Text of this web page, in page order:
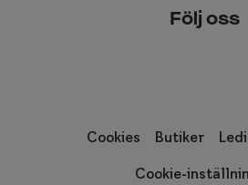
Följ oss
Cookies Butiker
Cookie-